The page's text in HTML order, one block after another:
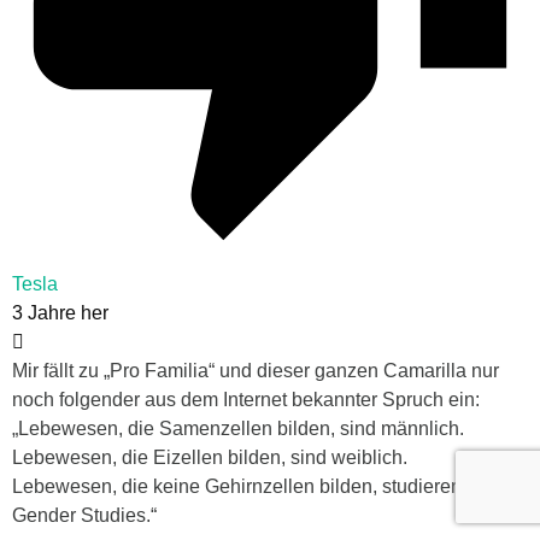
Tesla
3 Jahre her
Mir fällt zu „Pro Familia“ und dieser ganzen Camarilla nur
noch folgender aus dem Internet bekannter Spruch ein:
„Lebewesen, die Samenzellen bilden, sind männlich.
Lebewesen, die Eizellen bilden, sind weiblich.
Lebewesen, die keine Gehirnzellen bilden, studieren
Gender Studies.“